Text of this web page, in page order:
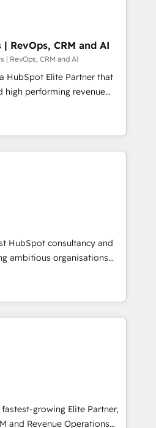
sentido, y siempre
antes de que termine el
Elite Solutions
Yves Rocher,
Piel, confiaron en
Te ayudamos a identificar
más impacto te dará.
RevOps, CRM and AI
| RevOps, CRM and AI
HubSpot Elite Partner that
high performing revenue
sales cycles, multi
global SaaS or
by leading enterprises
ups including Sony, Rapyd,
Technologies, EMA
& data
& End to end
& enrichment 📘 Team
adoption We create
that teams use with
can rely on for
HubSpot consultancy and
ambitious organisations
and intelligence.
Netherlands, Ireland, and
thousands of successful
market and enterprise
and AI to design connected
align people, process,
scalable revenue
RevOps, CRM and data
and strategic marketing,
FLAIR framework
fastest-growing Elite Partner,
and Revenue Operations